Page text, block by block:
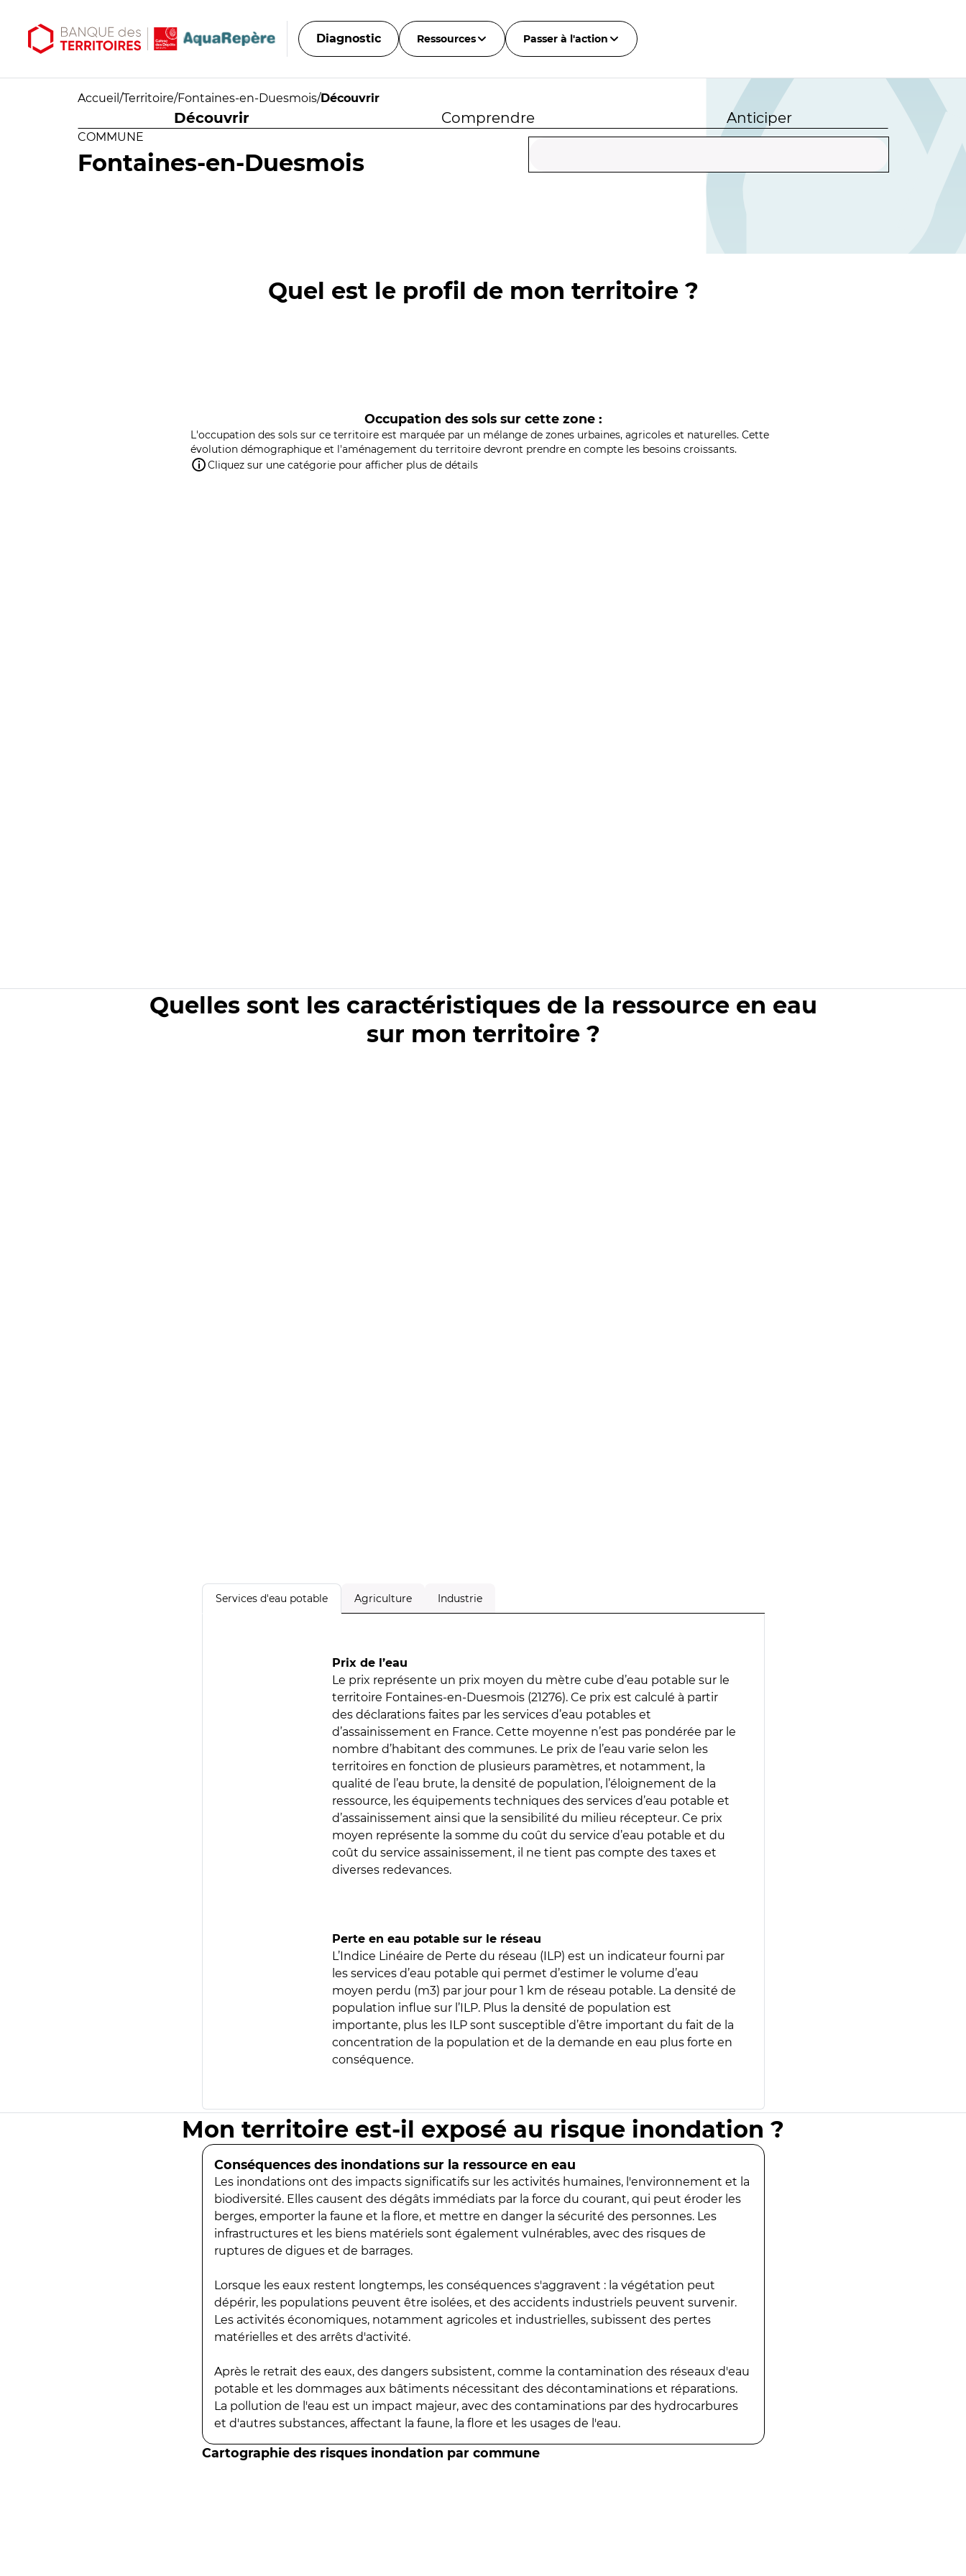
Diagnostic Ressources Passer à l'action
Accueil /Territoire/Fontaines-en-Duesmois/Découvrir
Découvrir Comprendre Anticiper
COMMUNE
Fontaines-en-Duesmois
Quel est le profil de mon territoire ?
Occupation des sols sur cette zone :
L'occupation des sols sur ce territoire est marquée par un mélange de zones urbaines, agricoles et naturelles. Cette
évolution démographique et l'aménagement du territoire devront prendre en compte les besoins croissants.
Cliquez sur une catégorie pour afficher plus de détails
Quelles sont les caractéristiques de la ressource en eau
sur mon territoire ?
Services d'eau potable Agriculture Industrie
Prix de l’eau
Le prix représente un prix moyen du mètre cube d’eau potable sur le
territoire Fontaines-en-Duesmois (21276). Ce prix est calculé à partir
des déclarations faites par les services d’eau potables et
d’assainissement en France. Cette moyenne n’est pas pondérée par le
nombre d’habitant des communes. Le prix de l’eau varie selon les
territoires en fonction de plusieurs paramètres, et notamment, la
qualité de l’eau brute, la densité de population, l’éloignement de la
ressource, les équipements techniques des services d’eau potable et
d’assainissement ainsi que la sensibilité du milieu récepteur. Ce prix
moyen représente la somme du coût du service d’eau potable et du
coût du service assainissement, il ne tient pas compte des taxes et
diverses redevances.
Perte en eau potable sur le réseau
L’Indice Linéaire de Perte du réseau (ILP) est un indicateur fourni par
les services d’eau potable qui permet d’estimer le volume d’eau
moyen perdu (m3) par jour pour 1 km de réseau potable. La densité de
population influe sur l’ILP. Plus la densité de population est
importante, plus les ILP sont susceptible d’être important du fait de la
concentration de la population et de la demande en eau plus forte en
conséquence.
Mon territoire est-il exposé au risque inondation ?
Conséquences des inondations sur la ressource en eau
Les inondations ont des impacts significatifs sur les activités humaines, l'environnement et la
biodiversité. Elles causent des dégâts immédiats par la force du courant, qui peut éroder les
berges, emporter la faune et la flore, et mettre en danger la sécurité des personnes. Les
infrastructures et les biens matériels sont également vulnérables, avec des risques de
ruptures de digues et de barrages.
Lorsque les eaux restent longtemps, les conséquences s'aggravent : la végétation peut
dépérir, les populations peuvent être isolées, et des accidents industriels peuvent survenir.
Les activités économiques, notamment agricoles et industrielles, subissent des pertes
matérielles et des arrêts d'activité.
Après le retrait des eaux, des dangers subsistent, comme la contamination des réseaux d'eau
potable et les dommages aux bâtiments nécessitant des décontaminations et réparations.
La pollution de l'eau est un impact majeur, avec des contaminations par des hydrocarbures
et d'autres substances, affectant la faune, la flore et les usages de l'eau.
Cartographie des risques inondation par commune